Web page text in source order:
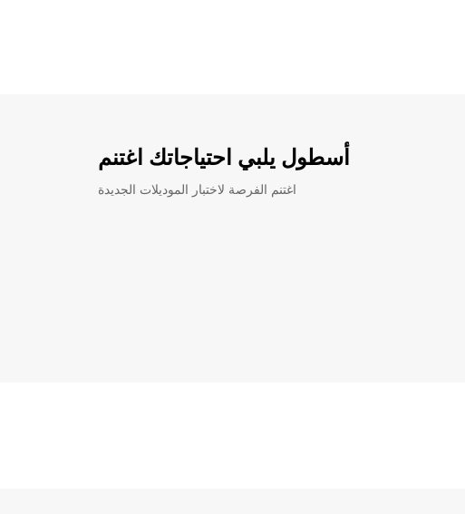
أسطول يلبي احتياجاتك اغتنم
اغتنم الفرصة لاختبار الموديلات الجديدة